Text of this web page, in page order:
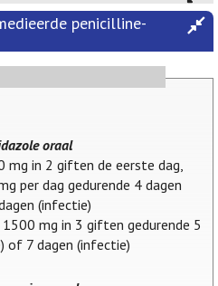
penicilline-
oraal
mg in 2 giften de eerste dag,
per dag gedurende 4 dagen
(infectie)
1500 mg in 3 giften gedurende 5
of 7 dagen (infectie)